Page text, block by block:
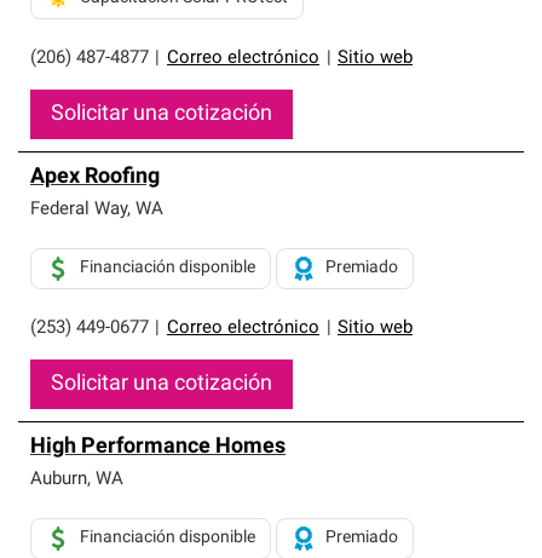
(206) 487-4877 Correo electrónico Sitio web
Solicitar una cotización
Apex Roofing
Federal Way, WA
(253) 449-0677 Correo electrónico Sitio web
Financiación disponible Premiado
Solicitar una cotización
High Performance Homes
Auburn, WA
Financiación disponible Premiado